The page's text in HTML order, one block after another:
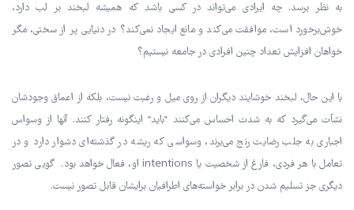
به نظر برسد. چه ایرادی می‌تواند در کسی باشد که همیشه لبخند بر لب دارد،
خوش‌برخورد است، موافقت می‌کند و مانع ایجاد نمی‌کند؟ در دنیایی پر از سختی، مگر
خواهان افزایش تعداد چنین افرادی در جامعه نیستیم؟
با این حال، لبخند خوشایند دیگران از روی میل و رغبت نیست، بلکه از اعماق وجودشان
نشأت می‌گیرد که به شدت احساس می‌کنند "باید" اینگونه رفتار کنند. آنها از وسواس
اجباری به جلب رضایت رنج می‌برند، وسواسی که ریشه در گذشته‌ای دشوار دارد و در
تعامل با هر فردی، فارغ از شخصیت یا intentions او، فعال خواهد بود. گویی تصور
دیگری جز تسلیم شدن در برابر خواسته‌های اطرافیان برایشان قابل تصور نیست.